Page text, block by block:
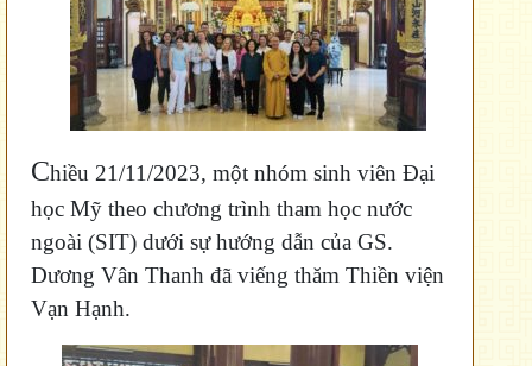
Chiều 21/11/2023, một nhóm sinh viên Đại
học Mỹ theo chương trình tham học nước
ngoài (SIT) dưới sự hướng dẫn của GS.
Dương Vân Thanh đã viếng thăm Thiền viện
Vạn Hạnh.